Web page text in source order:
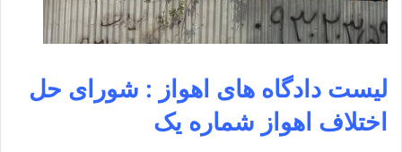
لیست دادگاه های اهواز : شورای حل
اختلاف اهواز شماره یک